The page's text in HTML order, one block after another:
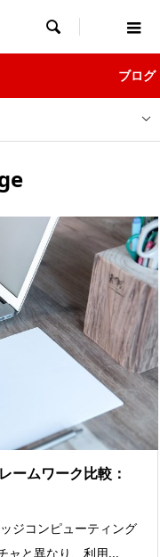

ブログ
ームワーク比較：
ジコンピューティング
ャと異なり、利用...